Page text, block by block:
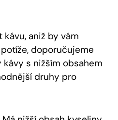
aniž by vám
doporučujeme
s nižším obsahem
druhy pro